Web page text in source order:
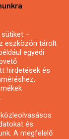
–
eszközön tárolt
egyedi
hirdetések és
és
A megfelelő